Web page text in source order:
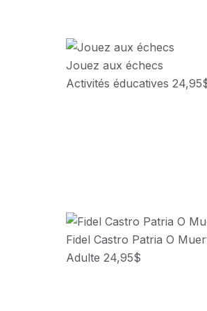
Jouez aux échecs
Activités éducatives24,95
Fidel Castro Patria O
Adulte 24,95$